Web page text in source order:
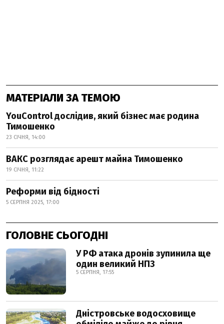
МАТЕРІАЛИ ЗА ТЕМОЮ
YouControl дослідив, який бізнес має родина
Тимошенко
23 СІЧНЯ, 14:00
ВАКС розглядає арешт майна Тимошенко
19 СІЧНЯ, 11:22
Реформи від бідності
5 СЕРПНЯ 2025, 17:00
ГОЛОВНЕ СЬОГОДНІ
У РФ атака дронів зупинила ще
один великий НПЗ
5 СЕРПНЯ, 17:55
Дністровське водосховище